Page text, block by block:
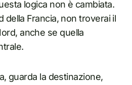
logica non è cambiata.
della Francia, non troverai il
anche se quella
guarda la destinazione,